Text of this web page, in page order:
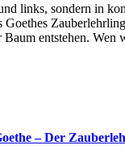
links, sondern in
Goethes
entstehen.
– Der